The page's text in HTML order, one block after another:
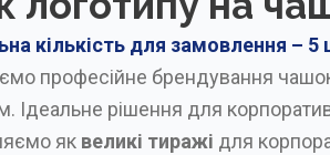
кількість для замовлення – 5
професійне брендування
Ідеальне рішення для
як великі тиражі для